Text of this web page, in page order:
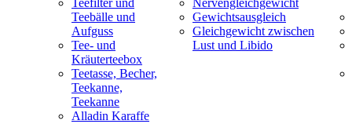
Teefilter und
Teebälle und
Aufguss
Tee- und
Kräuterteebox
Teetasse, Becher,
Teekanne,
Teekanne
Alladin Karaffe
Nervengleichgewicht
Gewichtsausgleich
Gleichgewicht zwischen
Lust und Libido